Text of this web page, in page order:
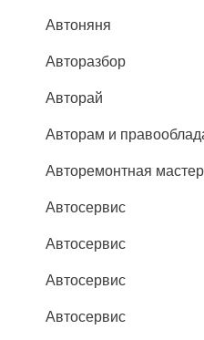
Автоняня
Авторазбор
Авторай
Авторам и
Авторемонтная
Автосервис
Автосервис
Автосервис
Автосервис